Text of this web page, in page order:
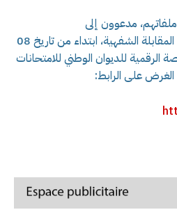
مدعوون إلى
استخراج استدعاءاتهم لإجراء المقابلة الشفهية، ابتداء من تاريخ 08
المنصة الرقمية للديوان الوطني للامتحانات
على الرابط: